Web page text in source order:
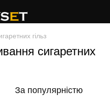
гільз
сигаретних
За популярністю